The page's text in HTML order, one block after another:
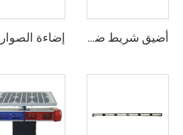
أضيق شريط ضوئي أحمر/أزرق بزاوية عرض واسعة